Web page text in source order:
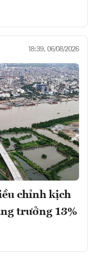
18:39, 06/08/2026
chỉnh kịch
trưởng 13%